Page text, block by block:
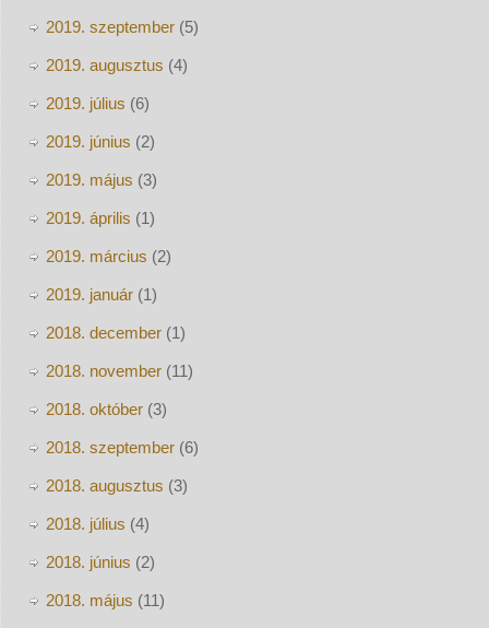
2019. szeptember(5)
2019. augusztus (4)
2019. július (6)
2019. június (2)
2019. május (3)
2019. április (1)
2019. március (2)
2019. január(1)
2018. december(1)
2018. november(11)
2018. október(3)
2018. szeptember(6)
2018. augusztus (3)
2018. július (4)
2018. június (2)
2018. május (11)